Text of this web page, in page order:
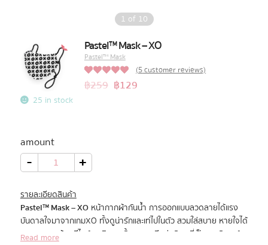
All Products
Promotion
Redeem Code
Download App
1 of 10
Pastel™ Mask – XO
Pastel™ Mask
Rated5.00
5
(5customer reviews)
฿259 ฿129
25 in stock
amount
- Pastel™
Mask
-
quantity
+
รายละเอียดสินค้า
Pastel™ Mask – XOหน้ากากผ้ากันน้ำ การออกแบบลวดลายได้แรง
บันดาลใจมาจากเกมXO ทั้งดูน่ารักและเท่ไปในตัว สวมใส่สบาย หายใจได้
สะดวก มาพร้อมดีไซน์สุดพิเศษ ทั้งลายสกรีนน่ารักๆ ที่เป็นเอกลักษณ์
Read more